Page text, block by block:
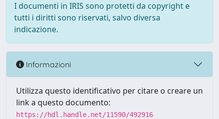
I documenti in IRIS sono protetti da copyright e
tutti i diritti sono riservati, salvo diversa
indicazione.
Informazioni
Utilizza questo identificativo per citare o creare un
link a questo documento:
https://hdl.handle.net/11590/492916